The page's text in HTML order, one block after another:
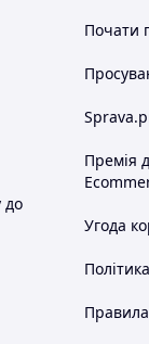
до
Почати
Премія
Угода